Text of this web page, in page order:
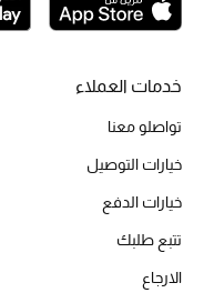
خدمات العملاء
تواصلو معنا
خيارات التوصيل
خيارات الدفع
تتبع طلبك
الارجاع